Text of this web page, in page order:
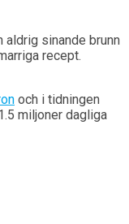
aldrig sinande brunn
recept.
och i tidningen
miljoner dagliga